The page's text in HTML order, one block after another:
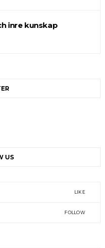
inre kunskap
US
LIKE
FOLLOW